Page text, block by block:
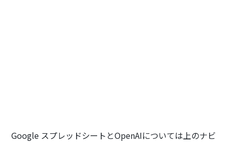
Google スプレッドシートとOpenAIについては上のナビ